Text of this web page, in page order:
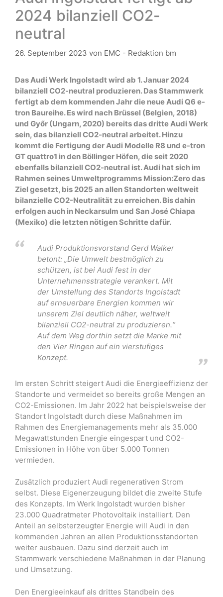
2024 bilanziell CO2-
neutral
26. September 2023 von EMC - Redaktion bm
Das Audi Werk Ingolstadt wird ab 1. Januar 2024
bilanziell CO2-neutral produzieren. Das Stammwerk
fertigt ab dem kommenden Jahr die neue Audi Q6 e-
tron Baureihe. Es wird nach Brüssel (Belgien, 2018)
und Győr (Ungarn, 2020) bereits das dritte Audi Werk
sein, das bilanziell CO2-neutral arbeitet. Hinzu
kommt die Fertigung der Audi Modelle R8 und e-tron
GT quattro1 in den Böllinger Höfen, die seit 2020
ebenfalls bilanziell CO2-neutral ist. Audi hat sich im
Rahmen seines Umweltprogramms Mission:Zero das
Ziel gesetzt, bis 2025 an allen Standorten weltweit
bilanzielle CO2-Neutralität zu erreichen. Bis dahin
erfolgen auch in Neckarsulm und San José Chiapa
(Mexiko) die letzten nötigen Schritte dafür.
Audi Produktionsvorstand Gerd Walker
betont: „Die Umwelt bestmöglich zu
schützen, ist bei Audi fest in der
Unternehmensstrategie verankert. Mit
der Umstellung des Standorts Ingolstadt
auf erneuerbare Energien kommen wir
unserem Ziel deutlich näher, weltweit
bilanziell CO2-neutral zu produzieren.“
Auf dem Weg dorthin setzt die Marke mit
den Vier Ringen auf ein vierstufiges
Konzept.
Im ersten Schritt steigert Audi die Energieeffizienz der
Standorte und vermeidet so bereits große Mengen an
CO2-Emissionen. Im Jahr 2022 hat beispielsweise der
Standort Ingolstadt durch diese Maßnahmen im
Rahmen des Energiemanagements mehr als 35.000
Megawattstunden Energie eingespart und CO2-
Emissionen in Höhe von über 5.000 Tonnen
vermieden.
Zusätzlich produziert Audi regenerativen Strom
selbst. Diese Eigenerzeugung bildet die zweite Stufe
des Konzepts. Im Werk Ingolstadt wurden bisher
23.000 Quadratmeter Photovoltaik installiert. Den
Anteil an selbsterzeugter Energie will Audi in den
kommenden Jahren an allen Produktionsstandorten
weiter ausbauen. Dazu sind derzeit auch im
Stammwerk verschiedene Maßnahmen in der Planung
und Umsetzung.
Den Energieeinkauf als drittes Standbein des